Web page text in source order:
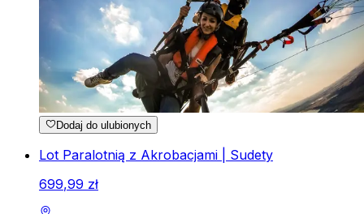
Dodaj do ulubionych
Lot Paralotnią z Akrobacjami | Sudety
699,99 zł